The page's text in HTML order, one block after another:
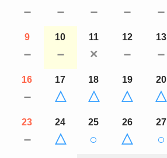
－ － － － －
9
－
10
－
11
×
12
－
13
－
16
－
17
△
18
△
19
△
20
△
23
－
24
△
25
○
26
△
27
○